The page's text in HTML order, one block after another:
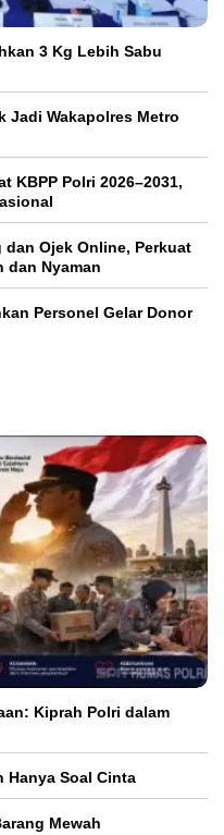
3 Kg Lebih Sabu
Jadi Wakapolres Metro
KBPP Polri 2026–2031,
dan Ojek Online, Perkuat
dan Nyaman
Personel Gelar Donor
Kiprah Polri dalam
Hanya Soal Cinta
Mewah